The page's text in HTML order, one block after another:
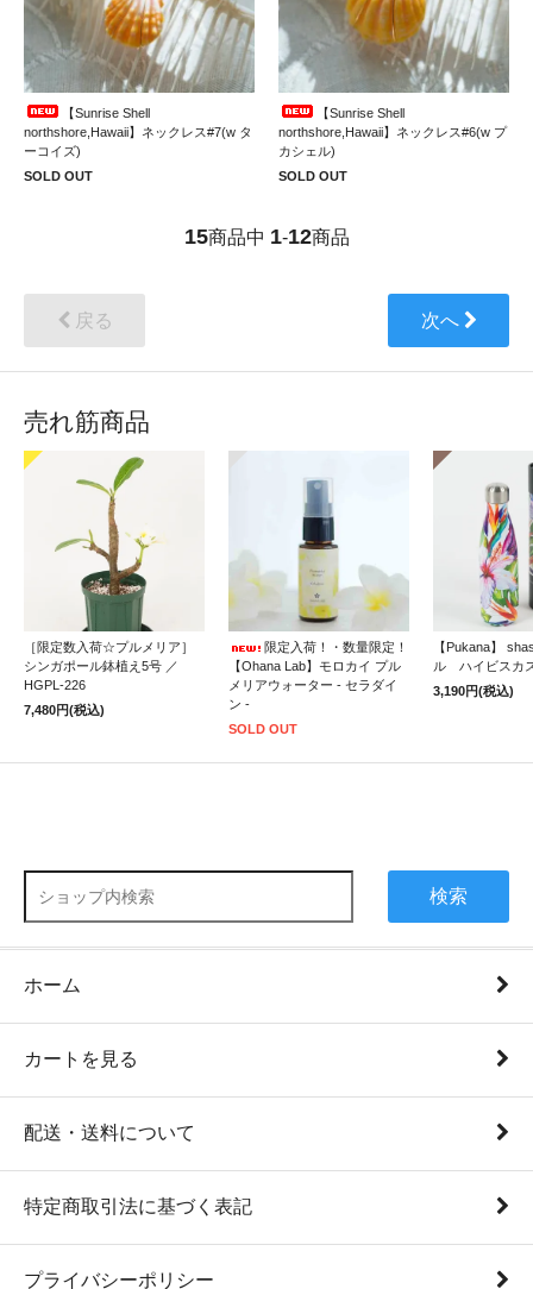
【Sunrise Shell
northshore,Hawaii】ネックレス#7(w タ
ーコイズ)
SOLD OUT
【Sunrise Shell
northshore,Hawaii】ネックレス#6(w プ
カシェル)
SOLD OUT
15商品中 1-12商品
戻る 次へ
売れ筋商品
［限定数入荷☆プルメリア］
シンガポール鉢植え5号 ／
HGPL-226
7,480円(税込)
限定入荷！・数量限定！
【Ohana Lab】モロカイ プル
メリアウォーター - セラダイ
ン -
SOLD OUT
【Pukana】
ル ハイビスカ
3,190円(税込)
検索
ホーム
カートを見る
配送・送料について
特定商取引法に基づく表記
プライバシーポリシー